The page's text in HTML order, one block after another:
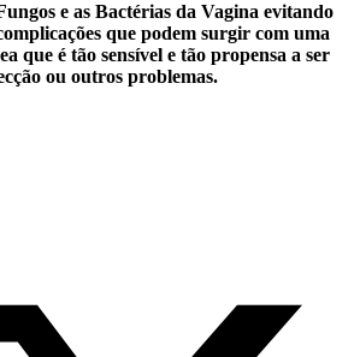
e as Bactérias da Vagina evitando
que podem surgir com uma
que é tão sensível e tão propensa a ser
ou outros problemas.